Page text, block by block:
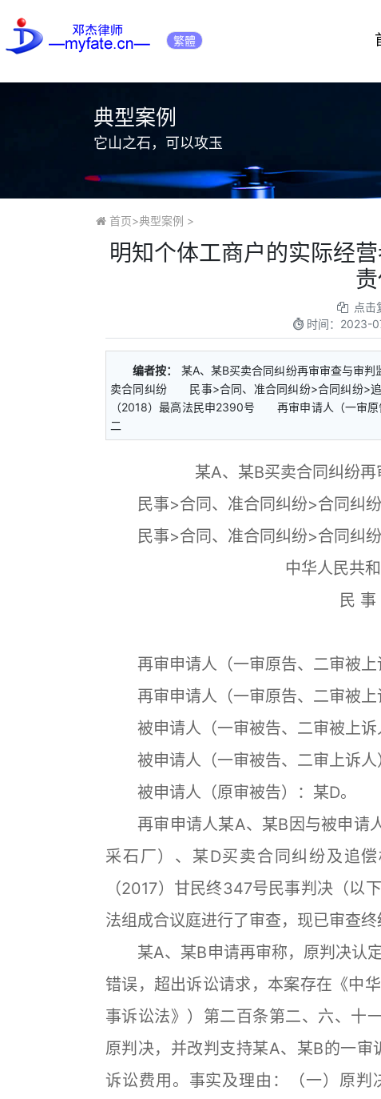
繁體
典型案例
它山之石，可以攻玉
首页>典型案例 >
明知个体工商户的实际经
责
点击
时间： 2023-
编者按：
某A、某B买卖合同纠纷再审审查与审
卖合同纠纷 民事>合同、准合同纠纷>合同纠纷>
（2018）最高法民申2390号 再审申请人（一审
二
某A、某B买卖合同纠纷
民事>合同、准合同纠纷>合同纠纷
民事>合同、准合同纠纷>合同纠
中华人民共
民
再审申请人（一审原告、二审被上
再审申请人（一审原告、二审被上
被申请人（一审被告、二审被上诉
被申请人（一审被告、二审上诉人
被申请人（原审被告）：某D。
再审申请人某A、某B因与被申请
采石厂）、某D买卖合同纠纷及追
（2017）甘民终347号民事判决（以
法组成合议庭进行了审查，现已审查终
某A、某B申请再审称，原判决认定
错误，超出诉讼请求，本案存在《中
事诉讼法》）第二百条第二、六、十
原判决，并改判支持某A、某B的一
诉讼费用。事实及理由：（一）原